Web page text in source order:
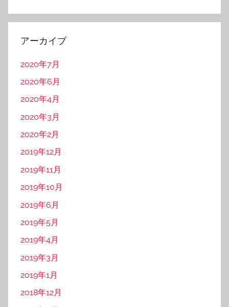
ス
アーカイブ
2020年7月
2020年6月
2020年4月
2020年3月
2020年2月
2019年12月
2019年11月
2019年10月
2019年6月
2019年5月
2019年4月
2019年3月
2019年1月
2018年12月